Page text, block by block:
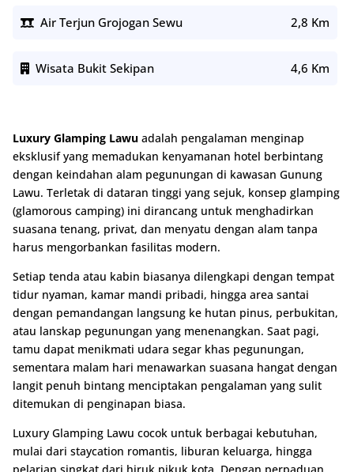
Air Terjun Grojogan Sewu 2,8 Km
Wisata Bukit Sekipan 4,6 Km
Luxury Glamping Lawu adalah pengalaman menginap
eksklusif yang memadukan kenyamanan hotel berbintang
dengan keindahan alam pegunungan di kawasan Gunung
Lawu. Terletak di dataran tinggi yang sejuk, konsep glamping
(glamorous camping) ini dirancang untuk menghadirkan
suasana tenang, privat, dan menyatu dengan alam tanpa
harus mengorbankan fasilitas modern.
Setiap tenda atau kabin biasanya dilengkapi dengan tempat
tidur nyaman, kamar mandi pribadi, hingga area santai
dengan pemandangan langsung ke hutan pinus, perbukitan,
atau lanskap pegunungan yang menenangkan. Saat pagi,
tamu dapat menikmati udara segar khas pegunungan,
sementara malam hari menawarkan suasana hangat dengan
langit penuh bintang menciptakan pengalaman yang sulit
ditemukan di penginapan biasa.
Luxury Glamping Lawu cocok untuk berbagai kebutuhan,
mulai dari staycation romantis, liburan keluarga, hingga
pelarian singkat dari hiruk pikuk kota. Dengan perpaduan